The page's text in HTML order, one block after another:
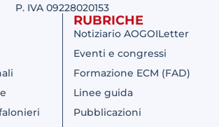
P. IVA 09228020153
RUBRICHE
Notiziario AOGOILetter
Eventi e congressi
Formazione ECM (FAD)
Linee guida
Pubblicazioni